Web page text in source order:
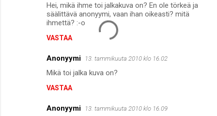
Hei, mikä ihme toi jalkakuva on? En ole törkeä ja
säälittävä anonyymi, vaan ihan oikeasti? mitä
ihmettä? :-o
VASTAA
Anonyymi 13. tammikuuta 2010 klo 16.02
Mikä toi jalka kuva on?
VASTAA
Anonyymi 13. tammikuuta 2010 klo 16.09